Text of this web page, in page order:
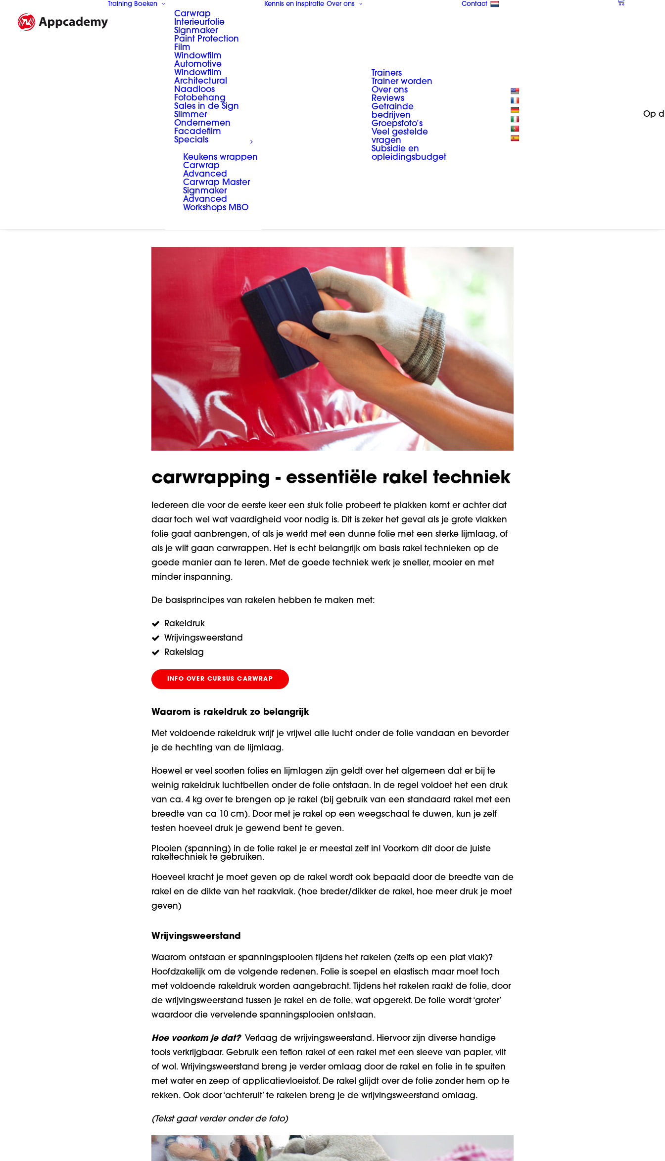
Training Boeken
Carwrap
Interieurfolie
Signmaker
Paint Protection
Film
Windowfilm
Automotive
Windowfilm
Architectural
Naadloos
Fotobehang
Sales in de Sign
Slimmer
Ondernemen
Facadefilm
Specials
Keukens wrappen
Carwrap
Advanced
Carwrap Master
Signmaker
Advanced
Workshops MBO
Kennis en inspiratie Over ons
Trainers
Trainer worden
Over ons
Reviews
Getrainde
bedrijven
Groepsfoto’s
Veel gestelde
vragen
Subsidie en
opleidingsbudget
Contact
Op
carwrapping - essentiële rakel techniek
Iedereen die voor de eerste keer een stuk folie probeert te plakken komt er achter dat
daar toch wel wat vaardigheid voor nodig is. Dit is zeker het geval als je grote vlakken
folie gaat aanbrengen, of als je werkt met een dunne folie met een sterke lijmlaag, of
als je wilt gaan carwrappen. Het is echt belangrijk om basis rakel technieken op de
goede manier aan te leren. Met de goede techniek werk je sneller, mooier en met
minder inspanning.
De basisprincipes van rakelen hebben te maken met:
Rakeldruk
Wrijvingsweerstand
Rakelslag
INFO OVER CURSUS CARWRAP
Waarom is rakeldruk zo belangrijk
Met voldoende rakeldruk wrijf je vrijwel alle lucht onder de folie vandaan en bevorder
je de hechting van de lijmlaag.
Hoewel er veel soorten folies en lijmlagen zijn geldt over het algemeen dat er bij te
weinig rakeldruk luchtbellen onder de folie ontstaan. In de regel voldoet het een druk
van ca. 4 kg over te brengen op je rakel (bij gebruik van een standaard rakel met een
breedte van ca 10 cm). Door met je rakel op een weegschaal te duwen, kun je zelf
testen hoeveel druk je gewend bent te geven.
Plooien (spanning) in de folie rakel je er meestal zelf in! Voorkom dit door de juiste
rakeltechniek te gebruiken.
Hoeveel kracht je moet geven op de rakel wordt ook bepaald door de breedte van de
rakel en de dikte van het raakvlak. (hoe breder/dikker de rakel, hoe meer druk je moet
geven)
Wrijvingsweerstand
Waarom ontstaan er spanningsplooien tijdens het rakelen (zelfs op een plat vlak)?
Hoofdzakelijk om de volgende redenen. Folie is soepel en elastisch maar moet toch
met voldoende rakeldruk worden aangebracht. Tijdens het rakelen raakt de folie, door
de wrijvingsweerstand tussen je rakel en de folie, wat opgerekt. De folie wordt ‘groter’
waardoor die vervelende spanningsplooien ontstaan.
Hoe voorkom je dat?Verlaag de wrijvingsweerstand. Hiervoor zijn diverse handige
tools verkrijgbaar. Gebruik een teflon rakel of een rakel met een sleeve van papier, vilt
of wol. Wrijvingsweerstand breng je verder omlaag door de rakel en folie in te spuiten
met water en zeep of applicatievloeistof. De rakel glijdt over de folie zonder hem op te
rekken. Ook door ‘achteruit’ te rakelen breng je de wrijvingsweerstand omlaag.
(Tekst gaat verder onder de foto)